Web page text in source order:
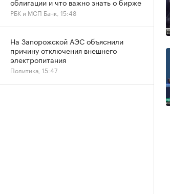
РБК и МСП Банк, 15:48
На Запорожской АЭС объяснили
причину отключения внешнего
электропитания
Политика, 15:47